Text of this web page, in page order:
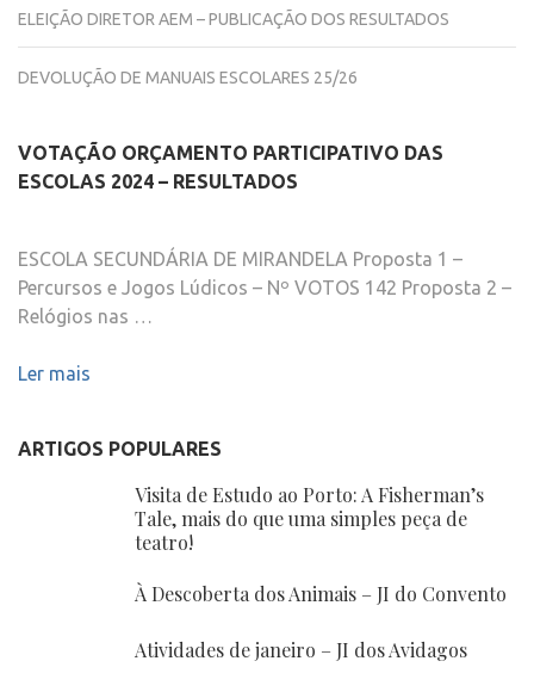
ELEIÇÃO DIRETOR AEM – PUBLICAÇÃO DOS RESULTADOS
DEVOLUÇÃO DE MANUAIS ESCOLARES 25/26
VOTAÇÃO ORÇAMENTO PARTICIPATIVO DAS
ESCOLAS 2024 – RESULTADOS
ESCOLA SECUNDÁRIA DE MIRANDELA Proposta 1 –
Percursos e Jogos Lúdicos – Nº VOTOS 142 Proposta 2 –
Relógios nas …
Ler mais
ARTIGOS POPULARES
Visita de Estudo ao Porto: A Fisherman’s
Tale, mais do que uma simples peça de
teatro!
À Descoberta dos Animais – JI do Convento
Atividades de janeiro – JI dos Avidagos